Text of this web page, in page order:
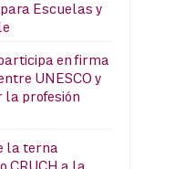
Escuelas y
en firma
UNESCO y
la profesión
la terna